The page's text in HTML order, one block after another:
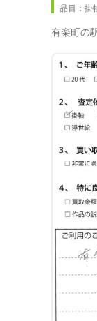
品目：掛
有楽町の